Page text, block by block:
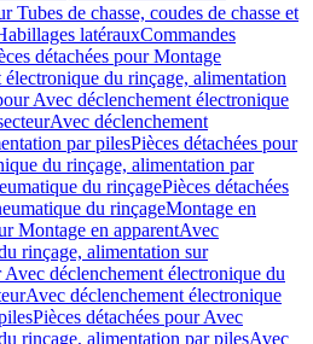
Tubes de chasse, coudes de chasse et
latérauxCommandes
détachées pour Montage
du rinçage, alimentation
Avec déclenchement électronique
Avec déclenchement
par pilesPièces détachées pour
du rinçage, alimentation par
du rinçagePièces détachées
du rinçageMontage en
Montage en apparentAvec
rinçage, alimentation sur
Avec déclenchement électronique du
Avec déclenchement électronique
Pièces détachées pour Avec
rinçage, alimentation par pilesAvec